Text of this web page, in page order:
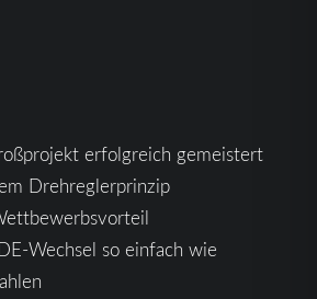
erfolgreich gemeistert
Drehreglerprinzip
Wechsel so einfach wie